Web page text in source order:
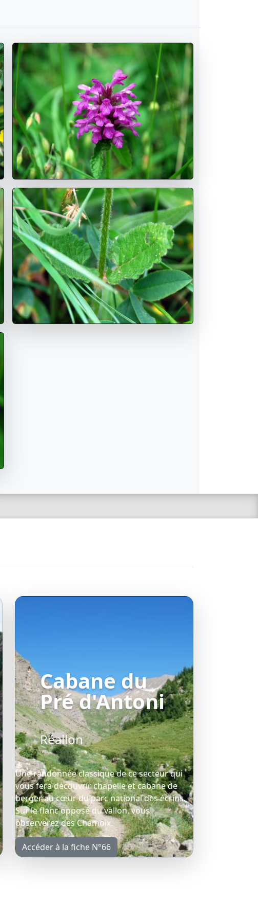
Cabane du
Pré d'Antoni
Réallon
Une randonnée classique de ce secteur qui
vous fera découvrir chapelle et cabane de
berger au cœur du parc national des écrins.
Sur le flanc opposé du vallon, vous
observerez des Chamoix.
Accéder à la fiche N°66